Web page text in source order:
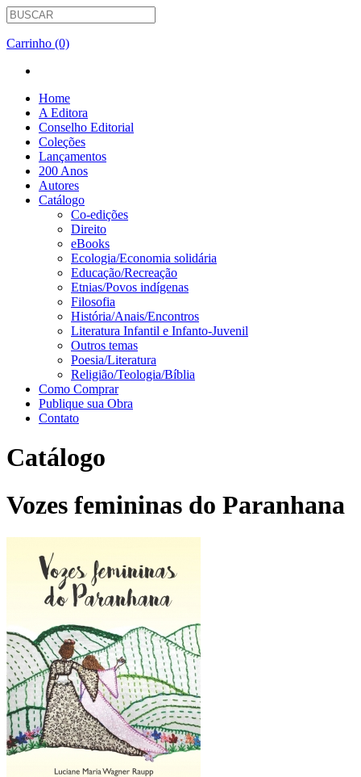
Carrinho (0)
Home
A Editora
Conselho Editorial
Coleções
Lançamentos
200 Anos
Autores
Catálogo
Co-edições
Direito
eBooks
Ecologia/Economia solidária
Educação/Recreação
Etnias/Povos indígenas
Filosofia
História/Anais/Encontros
Literatura Infantil e Infanto-Juvenil
Outros temas
Poesia/Literatura
Religião/Teologia/Bíblia
Como Comprar
Publique sua Obra
Contato
Catálogo
Vozes femininas do Paranhana